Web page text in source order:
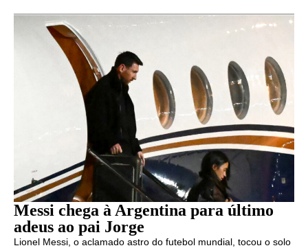
Messi chega à Argentina para último
adeus ao pai Jorge
Lionel Messi, o aclamado astro do futebol mundial, tocou o solo